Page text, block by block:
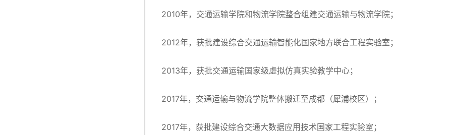
2010年，交通运输学院和物流学院整合组建交通运输与物流学院；
2012年，获批建设综合交通运输智能化国家地方联合工程实验室；
2013年，获批交通运输国家级虚拟仿真实验教学中心；
2017年，交通运输与物流学院整体搬迁至成都（犀浦校区）；
2017年，获批建设综合交通大数据应用技术国家工程实验室；